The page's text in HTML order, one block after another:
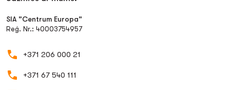
SIA "Centrum Europa"
Reģ. Nr.: 40003754957
+371 206 000 21
+371 67 540 111